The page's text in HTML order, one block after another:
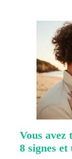
Vous
8 signes et